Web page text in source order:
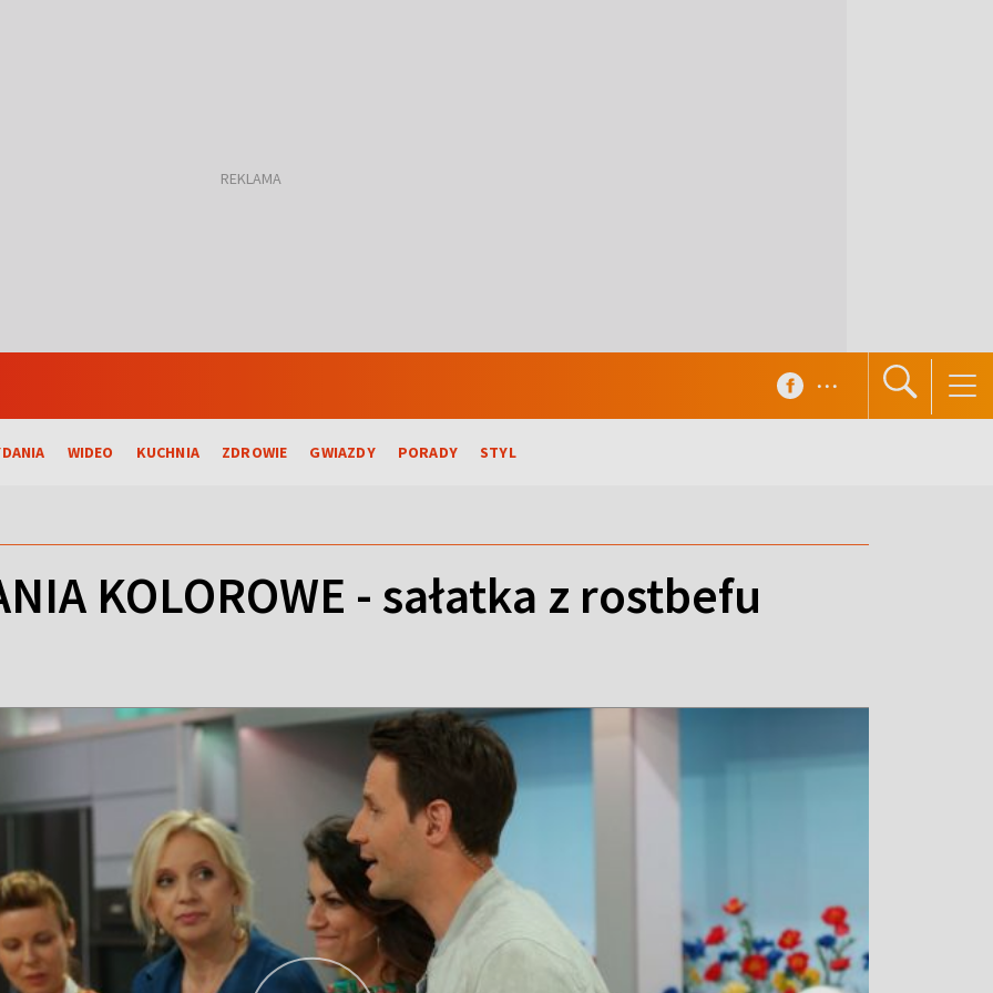
WIDEO KUCHNIA ZDROWIE GWIAZDY PORADY STYL
...
KOLOROWE - sałatka z rostbefu